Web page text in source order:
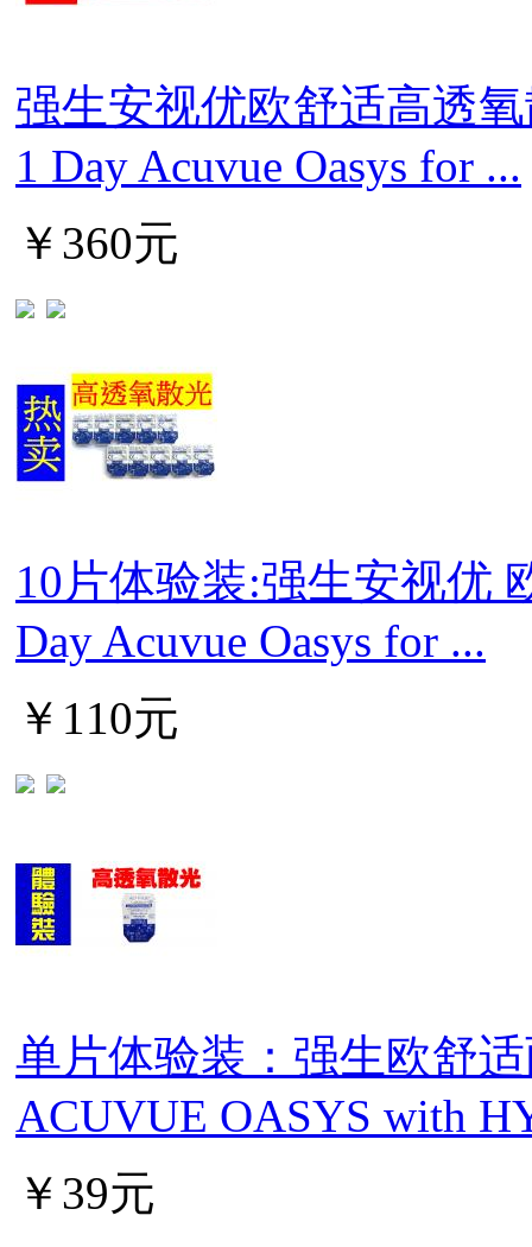
强生安视优欧舒适高透
1 Day Acuvue Oasys for ...
￥360元
10片体验装:强生安视优
Day Acuvue Oasys for ...
￥110元
单片体验装：强生欧舒
ACUVUE OASYS with
￥39元